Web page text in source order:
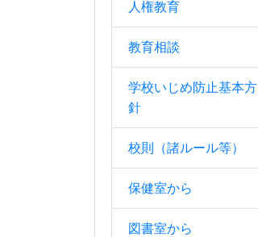
人権教育
教育相談
学校いじめ防止基本方
針
校則（諸ルール等）
保健室から
図書室から